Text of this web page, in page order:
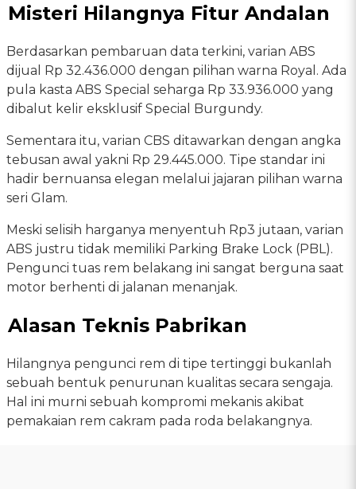
Misteri Hilangnya Fitur Andalan
Berdasarkan pembaruan data terkini, varian ABS
dijual Rp 32.436.000 dengan pilihan warna Royal. Ada
pula kasta ABS Special seharga Rp 33.936.000 yang
dibalut kelir eksklusif Special Burgundy.
Sementara itu, varian CBS ditawarkan dengan angka
tebusan awal yakni Rp 29.445.000. Tipe standar ini
hadir bernuansa elegan melalui jajaran pilihan warna
seri Glam.
Meski selisih harganya menyentuh Rp3 jutaan, varian
ABS justru tidak memiliki Parking Brake Lock (PBL).
Pengunci tuas rem belakang ini sangat berguna saat
motor berhenti di jalanan menanjak.
Alasan Teknis Pabrikan
Hilangnya pengunci rem di tipe tertinggi bukanlah
sebuah bentuk penurunan kualitas secara sengaja.
Hal ini murni sebuah kompromi mekanis akibat
pemakaian rem cakram pada roda belakangnya.